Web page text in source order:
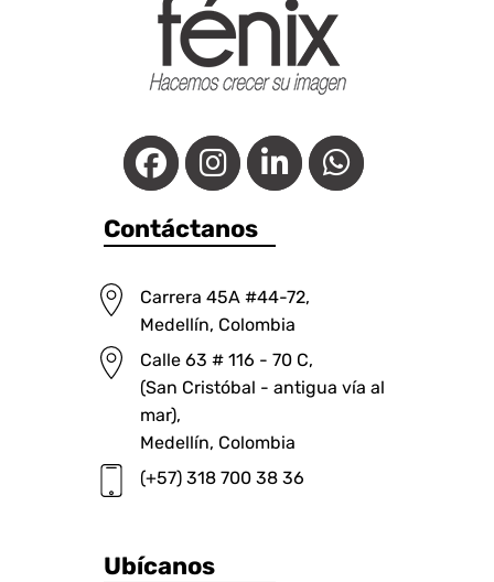
Contáctanos
Carrera 45A #44-72,
Medellín, Colombia
Calle 63 # 116 - 70 C,
(San Cristóbal - antigua vía al
mar),
Medellín, Colombia
(+57) 318 700 38 36
Ubícanos